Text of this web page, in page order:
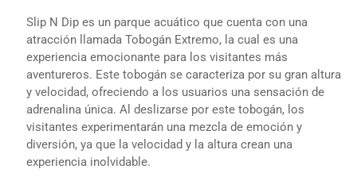
Slip N Dip es un parque acuático que cuenta con una
atracción llamada Tobogán Extremo, la cual es una
experiencia emocionante para los visitantes más
aventureros. Este tobogán se caracteriza por su gran altura
y velocidad, ofreciendo a los usuarios una sensación de
adrenalina única. Al deslizarse por este tobogán, los
visitantes experimentarán una mezcla de emoción y
diversión, ya que la velocidad y la altura crean una
experiencia inolvidable.